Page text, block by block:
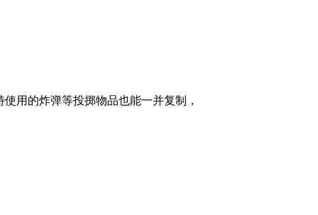
用的炸弹等投掷物品也能一并复制，